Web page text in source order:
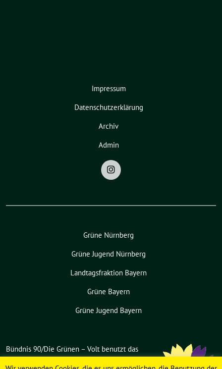
Impressum
Datenschutzerklärung
Archiv
Admin
Grüne Nürnberg
Grüne Jugend Nürnberg
Landtagsfraktion Bayern
Grüne Bayern
Grüne Jugend Bayern
Bündnis 90/Die Grünen – Volt benutzt das
freie grüne Themesunflower‐ ein